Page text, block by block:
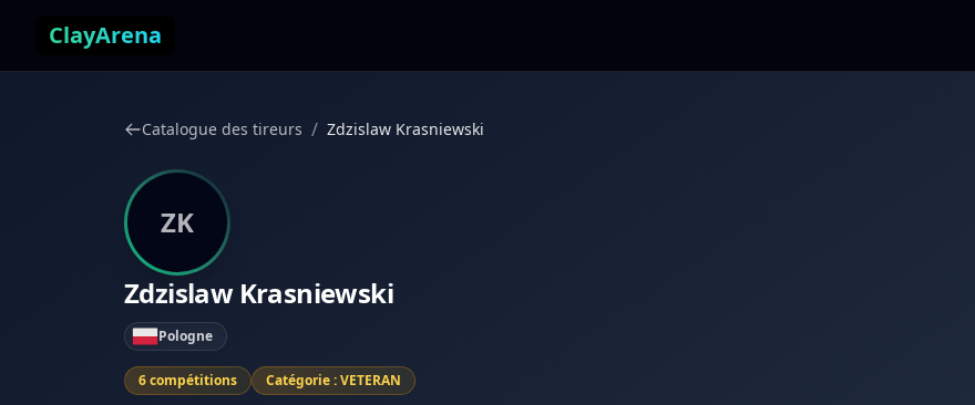
ClayArena
Catalogue des tireurs / Zdzislaw Krasniewski
ZK
Zdzislaw Krasniewski
Pologne
6 compétitions Catégorie : VETERAN